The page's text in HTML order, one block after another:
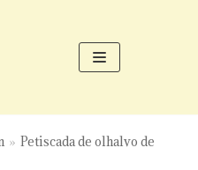
» Petiscada de olhalvo de